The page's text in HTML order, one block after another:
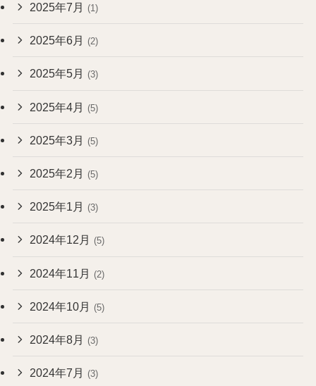
2025年7月 (1)
2025年6月 (2)
2025年5月 (3)
2025年4月 (5)
2025年3月 (5)
2025年2月 (5)
2025年1月 (3)
2024年12月 (5)
2024年11月 (2)
2024年10月 (5)
2024年8月 (3)
2024年7月 (3)